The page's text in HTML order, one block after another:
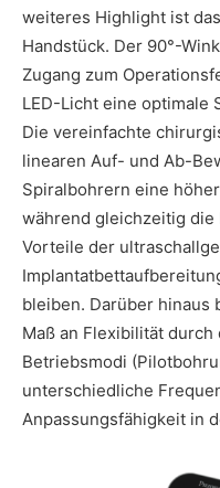
weiteres Highlight ist
Handstück. Der 90°-
Zugang zum
LED-Licht eine optimale
Die vereinfachte
linearen Auf- und Ab-
Spiralbohrern eine
während gleichzeitig
Vorteile der
bleiben. Darüber hinaus
Maß an Flexibilität
Betriebsmodi
unterschiedliche
Anpassungsfähigkeit in